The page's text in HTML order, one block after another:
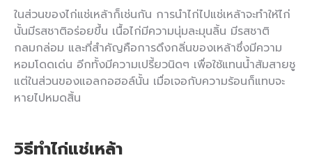
ในส่วนของไก่แช่เหล้าก็เช่นกัน การนำไก่ไปแช่เหล้าจะทำให้ไก่
นั้นมีรสชาติอร่อยขึ้น เนื้อไก่มีความนุ่มละมุนลิ้น มีรสชาติ
กลมกล่อม และที่สำคัญคือการดึงกลิ่นของเหล้าซึ่งมีความ
หอมโดดเด่น อีกทั้งมีความเปรี้ยวนิดๆ เพื่อใช้แทนน้ำส้มสายชู
แต่ในส่วนของแอลกอฮอล์นั้น เมื่อเจอกับความร้อนก็แทบจะ
หายไปหมดสิ้น
วิธีทำไก่แช่เหล้า